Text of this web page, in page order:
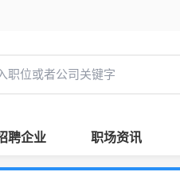
聘企业 职场资讯